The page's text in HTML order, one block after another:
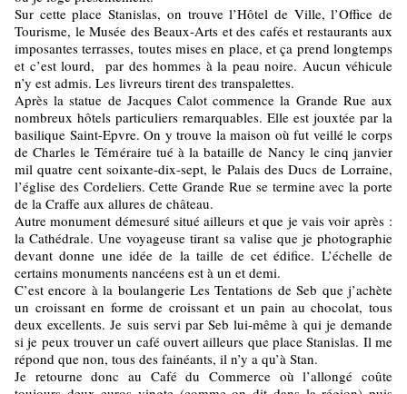
Sur cette place Stanislas, on trouve l’Hôtel de Ville, l’Office de
Tourisme, le Musée des Beaux-Arts et des cafés et restaurants aux
imposantes terrasses, toutes mises en place, et ça prend longtemps
et c’est lourd, par des hommes à la peau noire. Aucun véhicule
n’y est admis. Les livreurs tirent des transpalettes.
Après la statue de Jacques Calot commence la Grande Rue aux
nombreux hôtels particuliers remarquables. Elle est jouxtée par la
basilique Saint-Epvre. On y trouve la maison où fut veillé le corps
de Charles le Téméraire tué à la bataille de Nancy le cinq janvier
mil quatre cent soixante-dix-sept, le Palais des Ducs de Lorraine,
l’église des Cordeliers. Cette Grande Rue se termine avec la porte
de la Craffe aux allures de château.
Autre monument démesuré situé ailleurs et que je vais voir après :
la Cathédrale. Une voyageuse tirant sa valise que je photographie
devant donne une idée de la taille de cet édifice. L’échelle de
certains monuments nancéens est à un et demi.
C’est encore à la boulangerie Les Tentations de Seb que j’achète
un croissant en forme de croissant et un pain au chocolat, tous
deux excellents. Je suis servi par Seb lui-même à qui je demande
si je peux trouver un café ouvert ailleurs que place Stanislas. Il me
répond que non, tous des fainéants, il n’y a qu’à Stan.
Je retourne donc au Café du Commerce où l’allongé coûte